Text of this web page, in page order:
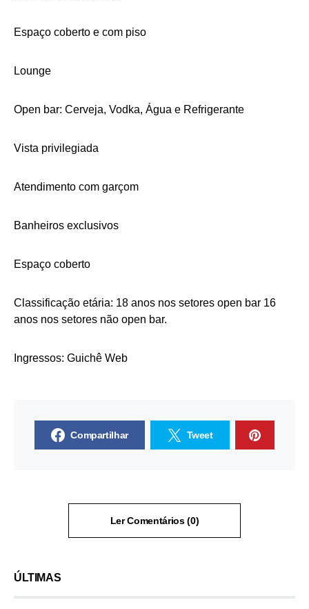
Espaço coberto e com piso
Lounge
Open bar: Cerveja, Vodka, Água e Refrigerante
Vista privilegiada
Atendimento com garçom
Banheiros exclusivos
Espaço coberto
Classificação etária: 18 anos nos setores open bar 16
anos nos setores não open bar.
Ingressos: Guichê Web
Compartilhar Tweet
Ler Comentários (0)
ÚLTIMAS